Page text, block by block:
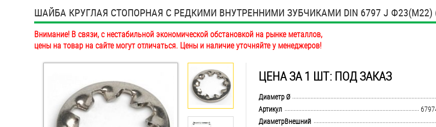
Анкеры
Антивандальный крепёж,
инструмент
Болты и винты
Гайки
Дюбели
ШАЙБА КРУГЛАЯ СТОПОРНАЯ С РЕДКИМИ ВНУТРЕННИМИ ЗУБЧИКАМИ DIN 6797 J Ф23(М22)
Внимание! В связи, с нестабильной экономической обстановкой на рынке металлов,
цены на товар на сайте могут отличаться. Цены и наличие уточняйте у менеджеров!
ЦЕНА ЗА 1 ШТ: ПОД ЗАКАЗ
Диаметр Ø
Артикул
ДиаметрВнешний